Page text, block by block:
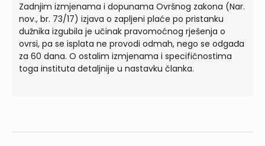
Zadnjim izmjenama i dopunama Ovršnog zakona (Nar.
nov., br. 73/17) izjava o zapljeni plaće po pristanku
dužnika izgubila je učinak pravomoćnog rješenja o
ovrsi, pa se isplata ne provodi odmah, nego se odgađa
za 60 dana. O ostalim izmjenama i specifičnostima
toga instituta detaljnije u nastavku članka.